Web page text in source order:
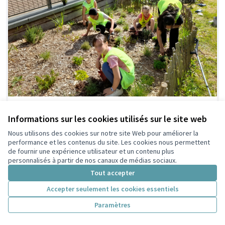
Informations sur les cookies utilisés sur le site web
Nous utilisons des cookies sur notre site Web pour améliorer la
performance et les contenus du site. Les cookies nous permettent
de fournir une expérience utilisateur et un contenu plus
personnalisés à partir de nos canaux de médias sociaux.
Tout accepter
Accepter seulement les cookies essentiels
Paramètres
faune
Ville de Villeurbanne 0